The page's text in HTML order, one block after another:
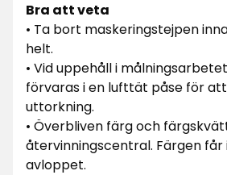
Bra att veta
• Ta bort maskeringstejpen
helt.
• Vid uppehåll i
förvaras i en lufttät påse för
uttorkning.
• Överbliven färg och
återvinningscentral. Färgen får
avloppet.